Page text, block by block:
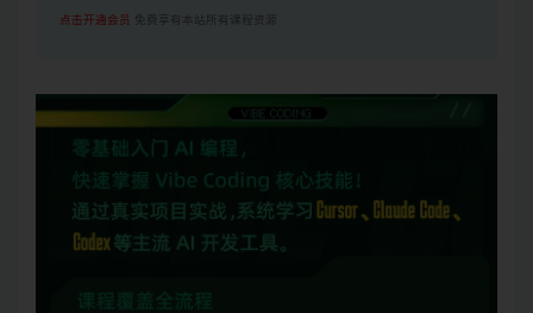
点击开通会员 免费享有本站所有课程资源